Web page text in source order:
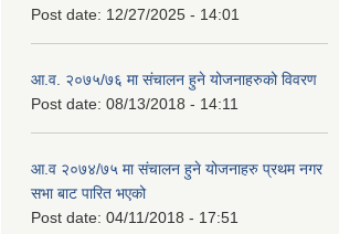
Post date: 12/27/2025 - 14:01
आ.व. २०७५/७६ मा संचालन हुने योजनाहरुको विवरण
Post date: 08/13/2018 - 14:11
आ.व २०७४/७५ मा संचालन हुने योजनाहरु प्रथम नगर
सभा बाट पारित भएको
Post date: 04/11/2018 - 17:51